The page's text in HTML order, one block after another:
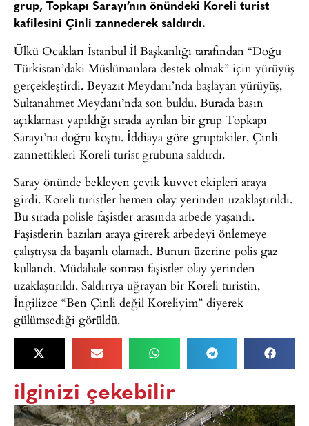
grup, Topkapı Sarayı’nın önündeki Koreli turist
kafilesini Çinli zannederek saldırdı.
Ülkü Ocakları İstanbul İl Başkanlığı tarafından “Doğu
Türkistan’daki Müslümanlara destek olmak” için yürüyüş
gerçekleştirdi. Beyazıt Meydanı’nda başlayan yürüyüş,
Sultanahmet Meydanı’nda son buldu. Burada basın
açıklaması yapıldığı sırada ayrılan bir grup Topkapı
Sarayı’na doğru koştu. İddiaya göre gruptakiler, Çinli
zannettikleri Koreli turist grubuna saldırdı.
Saray önünde bekleyen çevik kuvvet ekipleri araya
girdi. Koreli turistler hemen olay yerinden uzaklaştırıldı.
Bu sırada polisle faşistler arasında arbede yaşandı.
Faşistlerin bazıları araya girerek arbedeyi önlemeye
çalıştıysa da başarılı olamadı. Bunun üzerine polis gaz
kullandı. Müdahale sonrası faşistler olay yerinden
uzaklaştırıldı. Saldırıya uğrayan bir Koreli turistin,
İngilizce “Ben Çinli değil Koreliyim” diyerek
gülümsediği görüldü.
ilginizi çekebilir